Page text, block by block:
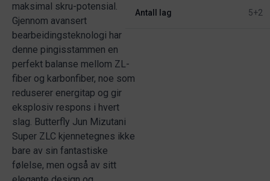
maksimal skru-potensial.
Gjennom avansert
bearbeidingsteknologi har
denne pingisstammen en
perfekt balanse mellom ZL-
fiber og karbonfiber, noe som
reduserer energitap og gir
eksplosiv respons i hvert
slag. Butterfly Jun Mizutani
Super ZLC kjennetegnes ikke
bare av sin fantastiske
følelse, men også av sitt
Antall lag 5+2